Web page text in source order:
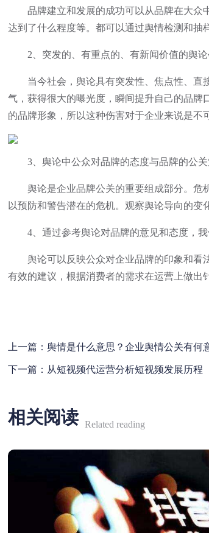
品牌建立和发展的成功可以从品牌在大众中
达到了什么程度等。都可以通过舆情检测和抽
2、突发的、有重点的、有新闻价值的舆论
当今社会，舆论具有突发性、焦点性、直接
气，获得很大的曝光度，瞬间提升自己的品
的品牌形象，所以这种伤害对于企业来说是不
3、舆论中公众对品牌的态度与品牌的公关
舆论是企业品牌公关的重要组成部分。危机
以预防和警告潜在的危机。观察舆论导向的
4、通过参考舆论对品牌的意见和态度，我
舆论可以反映公众对企业品牌的印象和看法
有效的建议，根据消费者的需求在运营上做出
上一篇：舆情是什么意思？企业舆情公关有何
下一篇： 从短视频代运营分析短视频发展历程
相关阅读 Related reading